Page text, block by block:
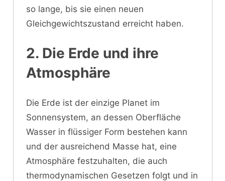
so lange, bis sie einen neuen
Gleichgewichtszustand erreicht haben.
2. Die Erde und ihre
Atmosphäre
Die Erde ist der einzige Planet im
Sonnensystem, an dessen Oberfläche
Wasser in flüssiger Form bestehen kann
und der ausreichend Masse hat, eine
Atmosphäre festzuhalten, die auch
thermodynamischen Gesetzen folgt und in